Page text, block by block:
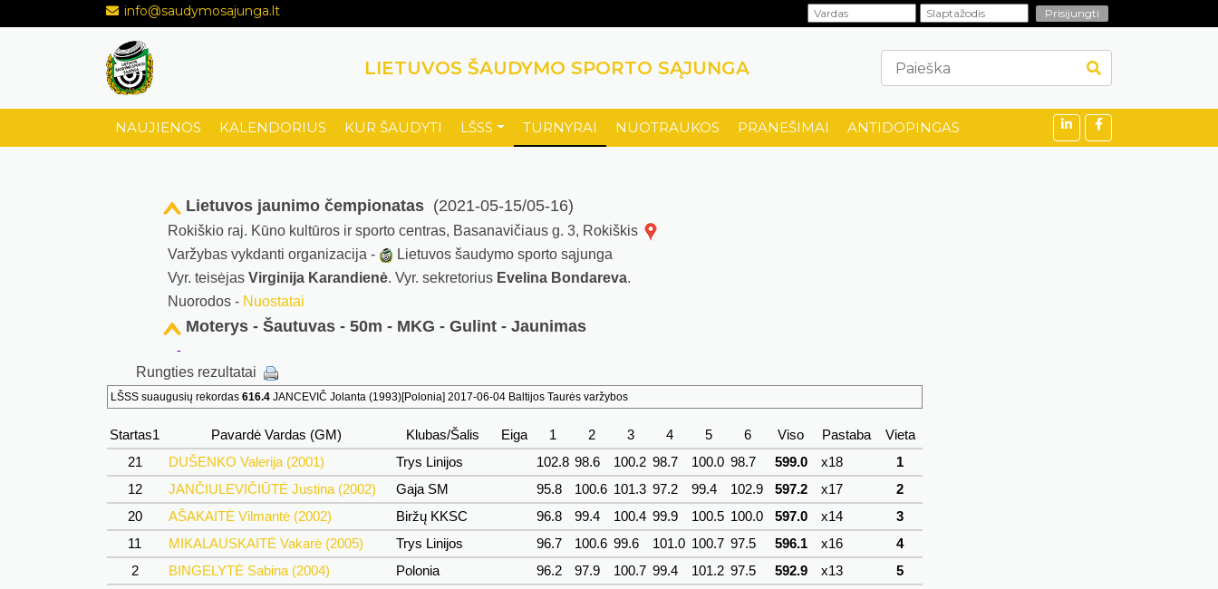
info@saudymosajunga.lt
LIETUVOS ŠAUDYMO SPORTO SĄJUNGA
NAUJIENOS KALENDORIUS KUR ŠAUDYTI LŠSS TURNYRAI NUOTRAUKOS PRANEŠIMAI ANTIDOPINGAS
Lietuvos jaunimo čempionatas (2021-05-15/05-16)
Rokiškio raj. Kūno kultūros ir sporto centras, Basanavičiaus g. 3, Rokiškis
Varžybas vykdanti organizacija -
Lietuvos šaudymo sporto sąjunga
Vyr. teisėjas Virginija Karandienė. Vyr. sekretorius Evelina Bondareva.
Nuorodos - Nuostatai
Moterys - Šautuvas - 50m - MKG - Gulint - Jaunimas
-
Rungties rezultatai
LŠSS suaugusių rekordas 616.4 JANCEVIČ Jolanta (1993)[Polonia] 2017-06-04 Baltijos Taurės varžybos
Startas1 Pavardė Vardas (GM) Klubas/Šalis Eiga 1 2 3 4 5 6 Viso Pastaba
Vieta
21
DUŠENKO Valerija (2001) Trys Linijos 102.8 98.6 100.2 98.7 100.0 98.7 599.0 x18
1
12
JANČIULEVIČIŪTĖ Justina (2002) Gaja SM 95.8 100.6 101.3 97.2 99.4 102.9 597.2 x17
2
20
AŠAKAITĖ Vilmantė (2002) Biržų KKSC 96.8 99.4 100.4 99.9 100.5 100.0 597.0 x14
3
11
MIKALAUSKAITĖ Vakarė (2005) Trys Linijos 96.7 100.6 99.6 101.0 100.7 97.5 596.1 x16
4
2
BINGELYTĖ Sabina (2004) Polonia 96.2 97.9 100.7 99.4 101.2 97.5 592.9 x13
5